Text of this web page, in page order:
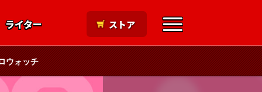
ライター ストア
ウォッチ